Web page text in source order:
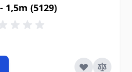
1,5m (5129)